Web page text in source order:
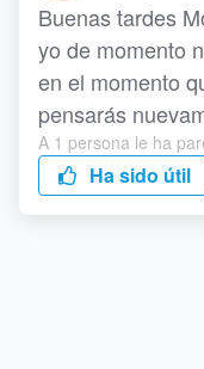
Buenas tardes
yo de momento
en el momento
pensarás
A 1 persona le ha
Ha sido útil